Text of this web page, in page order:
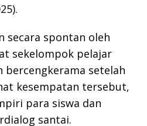
secara spontan oleh
sekelompok pelajar
bercengkerama setelah
kesempatan tersebut,
para siswa dan
santai.